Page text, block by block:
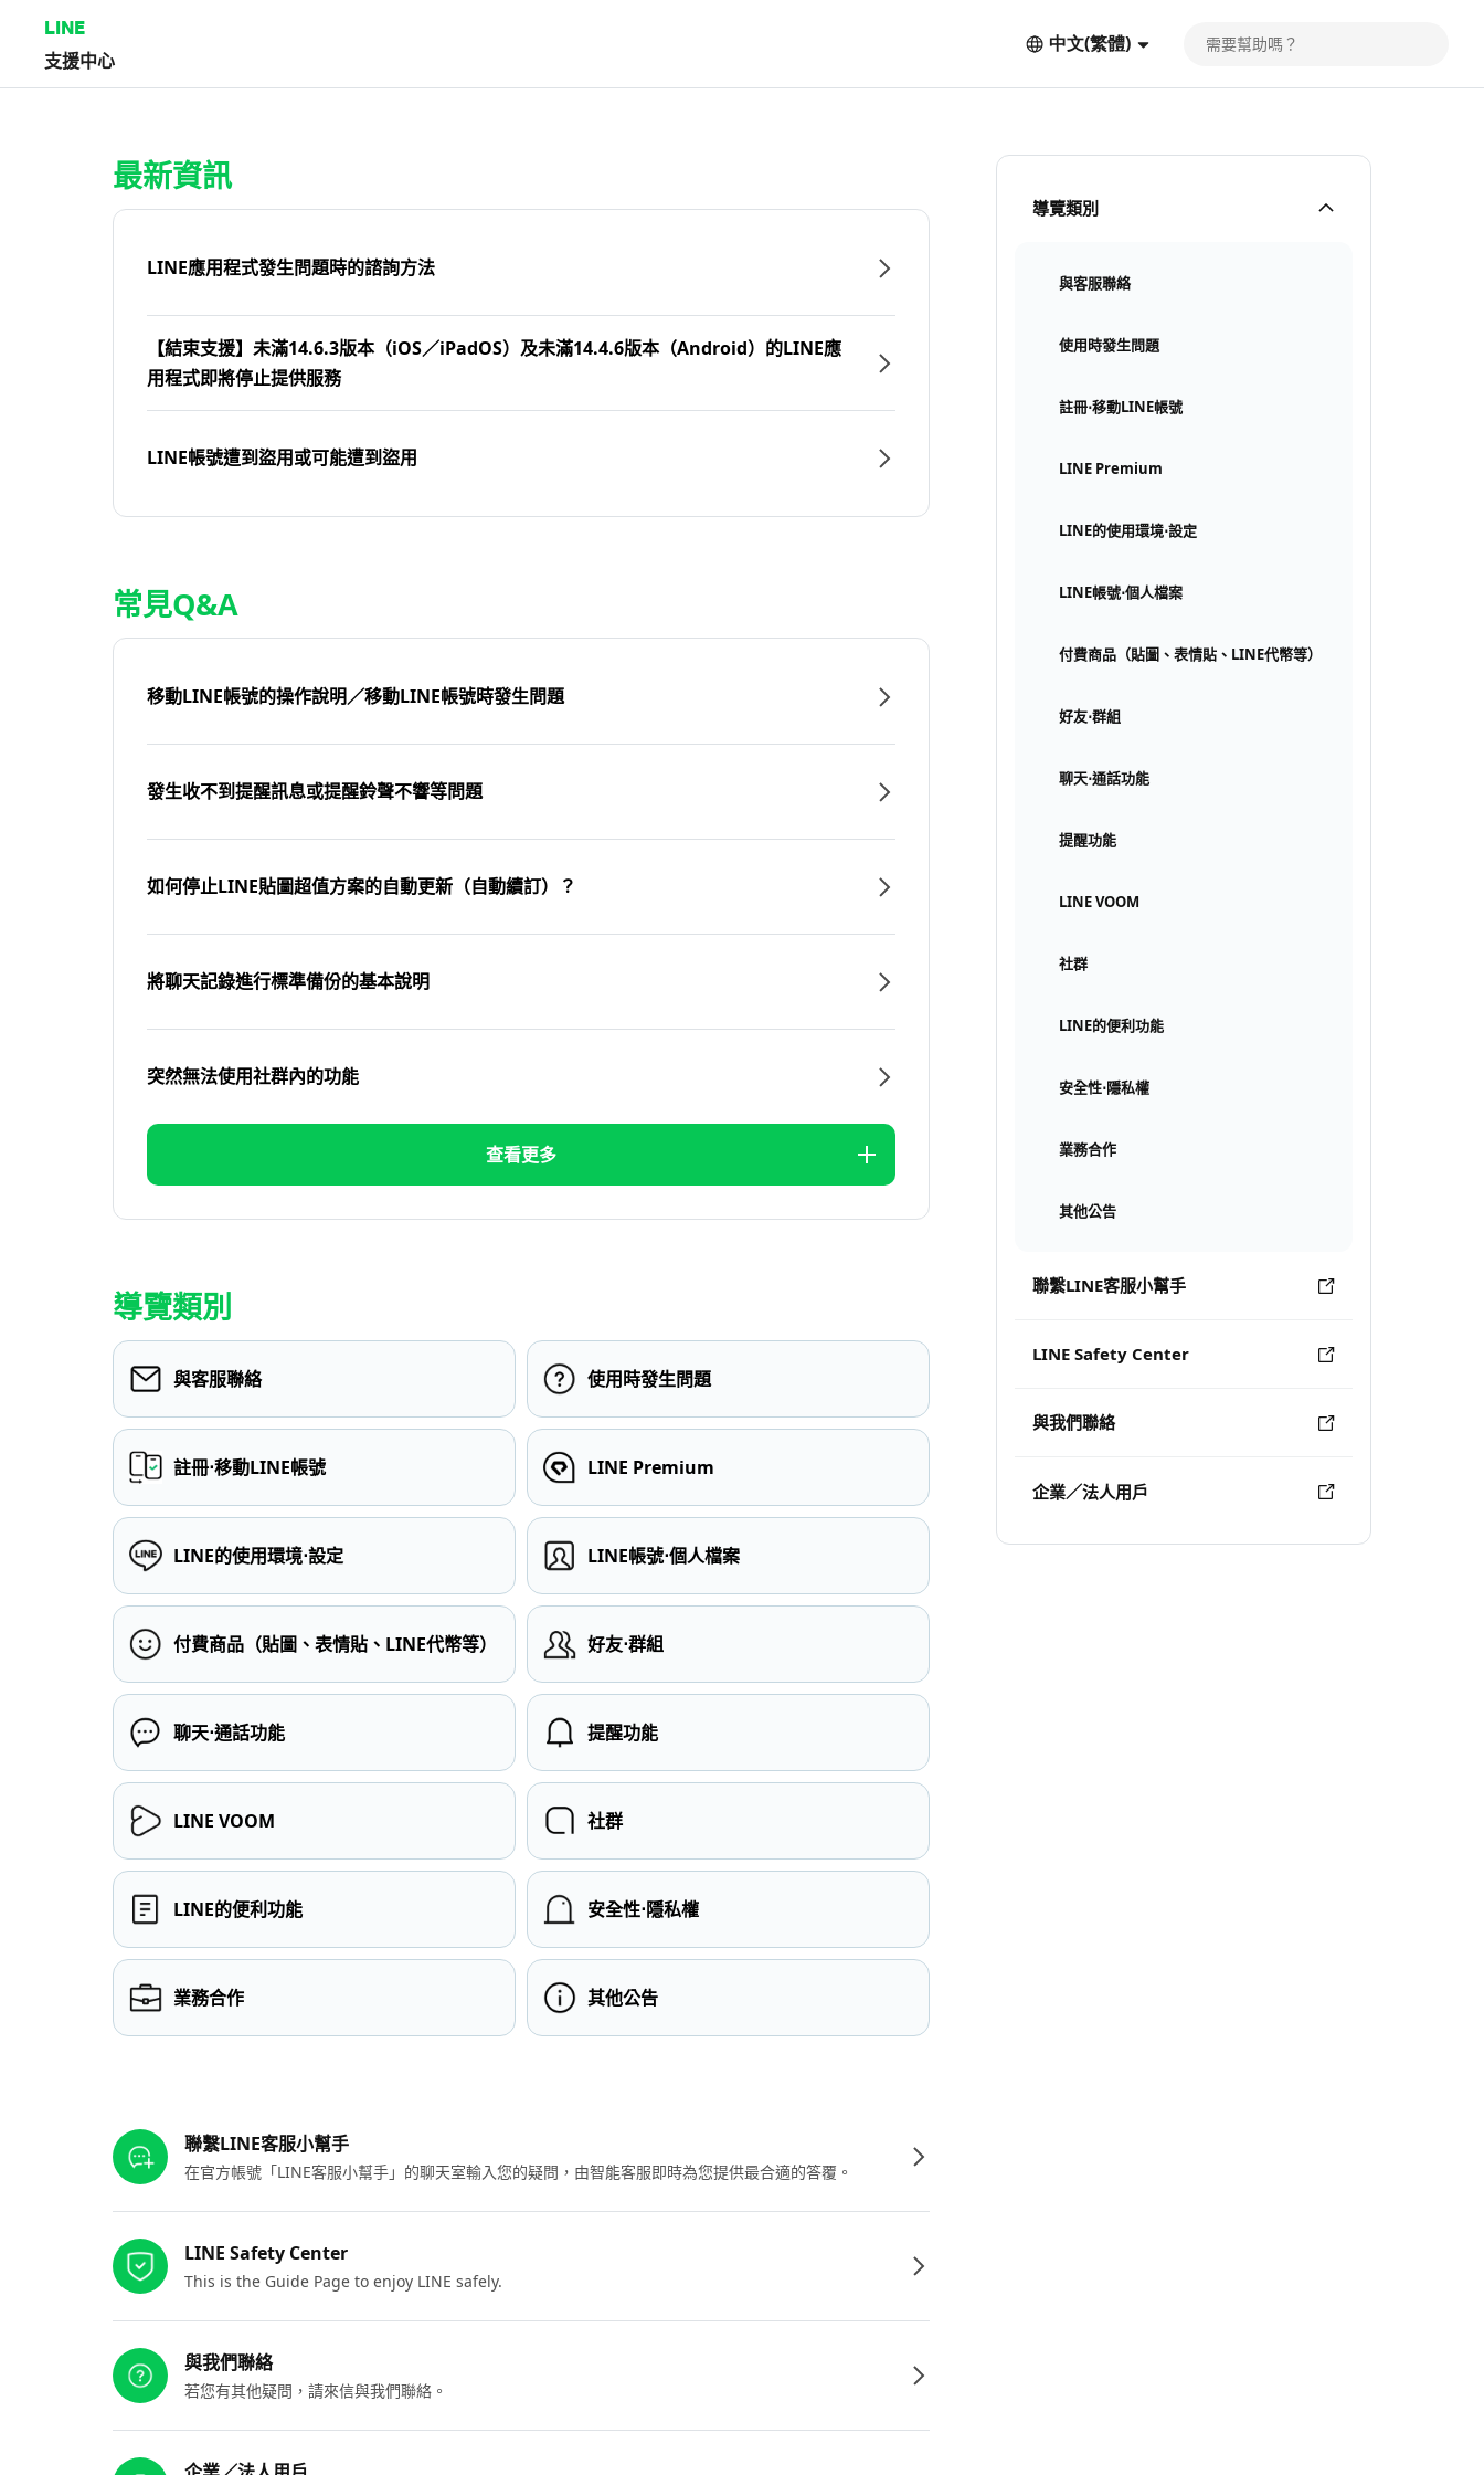
LINE
支援中心
中文(繁體)
導覽類別
與客服聯絡
使用時發生問題
註冊⋅移動LINE帳號
LINE Premium
LINE的使用環境⋅設定
LINE帳號⋅個人檔案
付費商品（貼圖、表情貼、LINE代幣等）
好友⋅群組
聊天⋅通話功能
提醒功能
LINE VOOM
社群
LINE的便利功能
安全性⋅隱私權
業務合作
其他公告
聯繫LINE客服小幫手
LINE Safety Center
與我們聯絡
企業／法人用戶
最新資訊
LINE應用程式發生問題時的諮詢方法
【結束支援】未滿14.6.3版本（iOS／iPadOS）及未滿14.4.6版本（Android）的LINE應
用程式即將停止提供服務
LINE帳號遭到盜用或可能遭到盜用
常見Q&A
移動LINE帳號的操作說明／移動LINE帳號時發生問題
發生收不到提醒訊息或提醒鈴聲不響等問題
如何停止LINE貼圖超值方案的自動更新（自動續訂）？
將聊天記錄進行標準備份的基本說明
突然無法使用社群內的功能
查看更多
導覽類別
與客服聯絡 使用時發生問題
註冊⋅移動LINE帳號 LINE Premium
LINE的使用環境⋅設定 LINE帳號⋅個人檔案
付費商品（貼圖、表情貼、LINE代幣等） 好友⋅群組
聊天⋅通話功能 提醒功能
LINE VOOM 社群
LINE的便利功能 安全性⋅隱私權
業務合作 其他公告
聯繫LINE客服小幫手
在官方帳號「LINE客服小幫手」的聊天室輸入您的疑問，由智能客服即時為您提供最合適的答覆。
LINE Safety Center
This is the Guide Page to enjoy LINE safely.
與我們聯絡
若您有其他疑問，請來信與我們聯絡。